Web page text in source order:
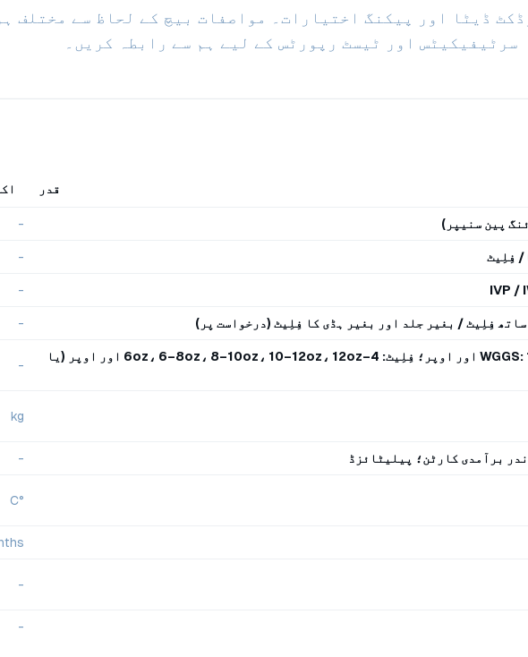
ڈیٹا اور پیکنگ اختیارات۔ مواصفات بیچ کے لحاظ سے مختلف
سرٹیفیکیٹس اور ٹیسٹ رپورٹس کے لیے ہم سے رابطہ کریں۔
قدر
-
-
-
فِلِیٹ / بغیر جلد اور بغیر ہڈی کا فِلِیٹ (درخواست پر) -
WGGS: 1–2 lbs، 2–3 lbs، 3 lbs اور اوپر؛ فِلِیٹ: 4–6oz، 6–8oz، 8–10oz، 10–12oz، 12oz اور اوپر (یا
-
kg
-
°C
-
-